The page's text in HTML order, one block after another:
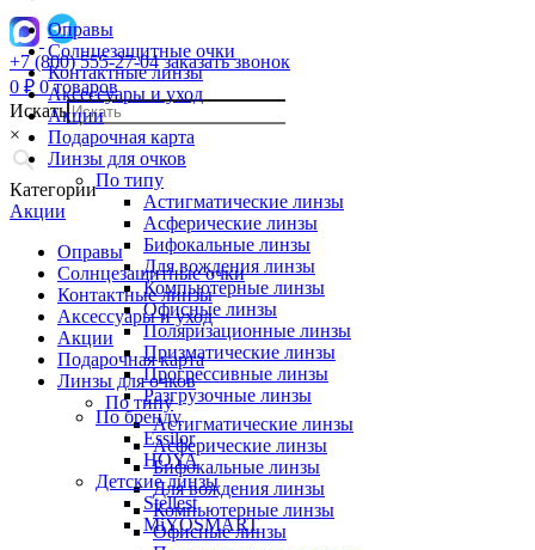
+7 (800) 555-27-04 заказать звонок
0 ₽ 0 товаров
Искать
×
Категории
Акции
Оправы
Солнцезащитные очки
Контактные линзы
Аксессуары и уход
Акции
Подарочная карта
Линзы для очков
По типу
Астигматические линзы
Асферические линзы
Бифокальные линзы
Для вождения линзы
Компьютерные линзы
Офисные линзы
Оправы
Солнцезащитные очки
Контактные линзы
Аксессуары и уход
Акции
Подарочная карта
Линзы для очков
По типу
Астигматические линзы
Асферические линзы
Бифокальные линзы
Для вождения линзы
Компьютерные линзы
Офисные линзы
Поляризационные линзы
Призматические линзы
Прогрессивные линзы
Разгрузочные линзы
По бренду
Essilor
HOYA
Детские линзы
Stellest
MiYOSMART